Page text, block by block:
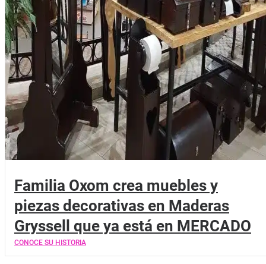
Familia Oxom crea muebles y
piezas decorativas en Maderas
Gryssell que ya está en MERCADO
CONOCE SU HISTORIA